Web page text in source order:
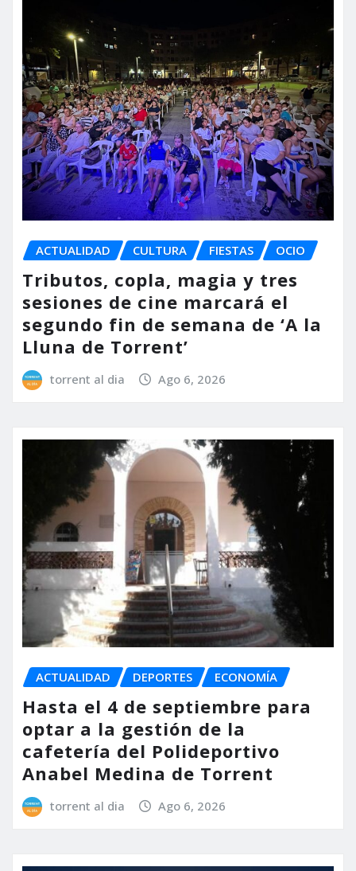
ACTUALIDAD CULTURA FIESTAS OCIO
Tributos, copla, magia y tres
sesiones de cine marcará el
segundo fin de semana de ‘A la
Lluna de Torrent’
torrent al dia Ago 6, 2026
ACTUALIDAD DEPORTES ECONOMÍA
Hasta el 4 de septiembre para
optar a la gestión de la
cafetería del Polideportivo
Anabel Medina de Torrent
torrent al dia Ago 6, 2026